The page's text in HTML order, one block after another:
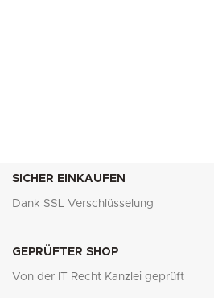
SICHER EINKAUFEN
Dank SSL Verschlüsselung
GEPRÜFTER SHOP
Von der IT Recht Kanzlei geprüft